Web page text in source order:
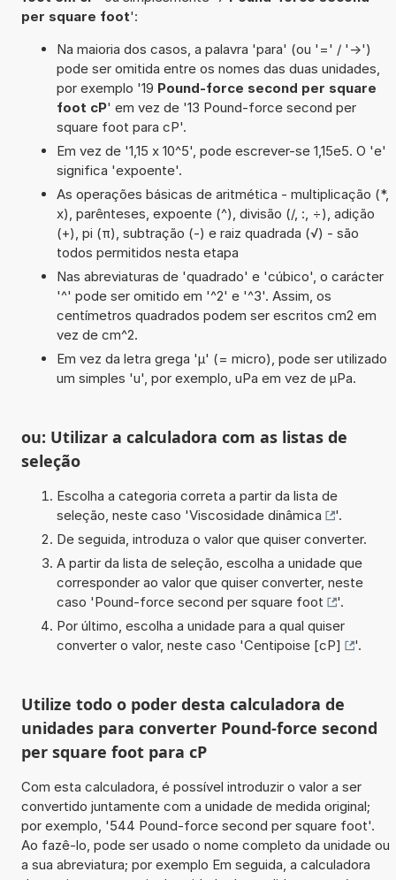
per square foot':
Na maioria dos casos, a palavra 'para' (ou '=' / '->')
pode ser omitida entre os nomes das duas unidades,
por exemplo '19 Pound-force second per square
foot cP' em vez de '13 Pound-force second per
square foot para cP'.
Em vez de '1,15 x 10^5', pode escrever-se 1,15e5. O 'e'
significa 'expoente'.
As operações básicas de aritmética - multiplicação (*,
x), parênteses, expoente (^), divisão (/, :, ÷), adição
(+), pi (π), subtração (-) e raiz quadrada (√) - são
todos permitidos nesta etapa
Nas abreviaturas de 'quadrado' e 'cúbico', o carácter
'^' pode ser omitido em '^2' e '^3'. Assim, os
centímetros quadrados podem ser escritos cm2 em
vez de cm^2.
Em vez da letra grega 'µ' (= micro), pode ser utilizado
um simples 'u', por exemplo, uPa em vez de µPa.
ou: Utilizar a calculadora com as listas de
seleção
Escolha a categoria correta a partir da lista de
seleção, neste caso 'Viscosidade dinâmica
'.
De seguida, introduza o valor que quiser converter.
A partir da lista de seleção, escolha a unidade que
corresponder ao valor que quiser converter, neste
caso 'Pound-force second per square foot
'.
Por último, escolha a unidade para a qual quiser
converter o valor, neste caso 'Centipoise [cP] '.
Utilize todo o poder desta calculadora de
unidades para converter Pound-force second
per square foot para cP
Com esta calculadora, é possível introduzir o valor a ser
convertido juntamente com a unidade de medida original;
por exemplo, '544 Pound-force second per square foot'.
Ao fazê-lo, pode ser usado o nome completo da unidade ou
a sua abreviatura; por exemplo Em seguida, a calculadora